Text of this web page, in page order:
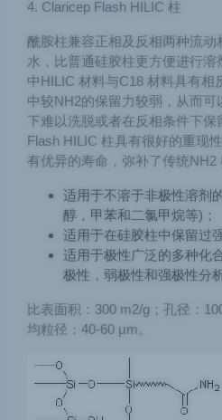
4. Claricep Flash HILIC 柱
酰胺柱兼容正相及反相两种流
水，比普通硅胶柱更方便进行
中HILIC 材料与C18 材料具有相
中较NH2的保留力较弱，从而
下难以洗脱或者在反相条件下保
Flash HILIC 柱具有很好的重现
有优异的寿命，弥补了传统NH2
适用于不溶于非极性溶剂
醇，甲苯和二氯甲烷等)；
适用于在硅胶柱中保留过
适用于极性广泛的多种化
极性，弱极性和强极性分
比表面积：300 m2/g；孔径：
均粒径：40-60 μm。